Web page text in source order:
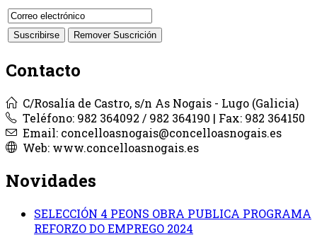
Contacto
C/Rosalía de Castro, s/n As Nogais - Lugo (Galicia)
Teléfono: 982 364092 / 982 364190 | Fax: 982 364150
Email: concelloasnogais@concelloasnogais.es
Web: www.concelloasnogais.es
Novidades
SELECCIÓN 4 PEONS OBRA PUBLICA PROGRAMA
REFORZO DO EMPREGO 2024